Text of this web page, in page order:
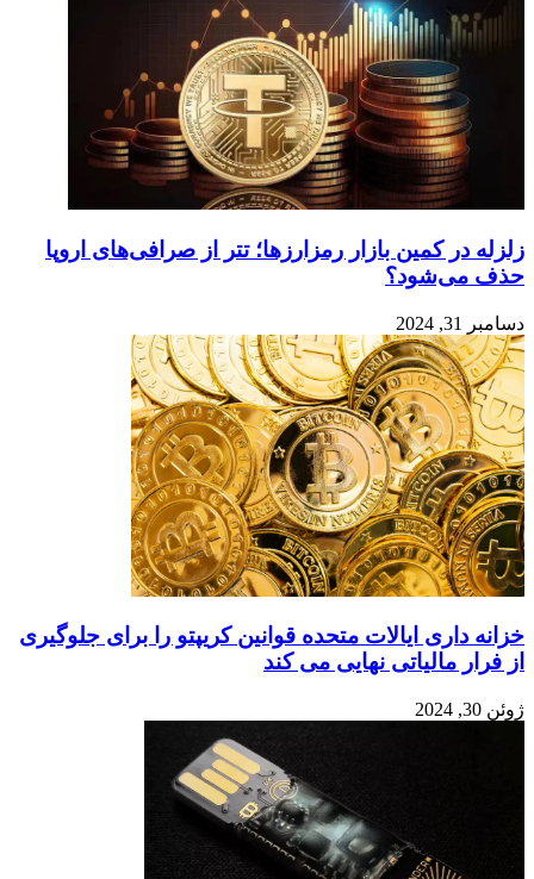
زلزله در کمین بازار رمزارزها؛ تتر از صرافی‌های اروپا
حذف می‌شود؟
دسامبر 31, 2024
خزانه داری ایالات متحده قوانین کریپتو را برای جلوگیری
از فرار مالیاتی نهایی می کند
ژوئن 30, 2024